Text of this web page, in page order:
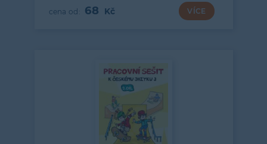
68 VÍCE